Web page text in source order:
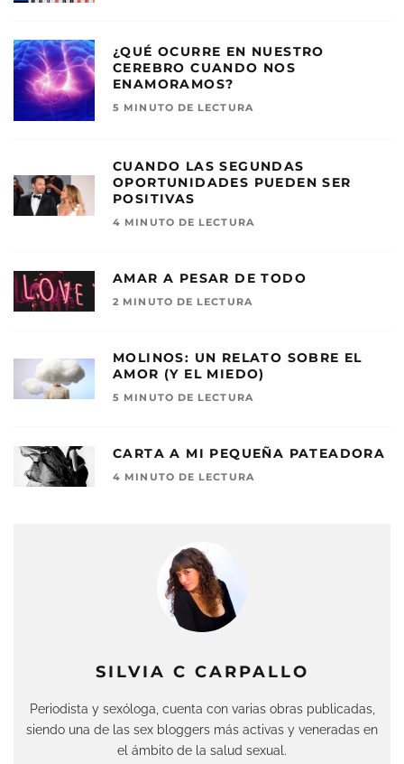
SILVIA C CARPALLO
Periodista y sexóloga, cuenta con varias obras publicadas,
siendo una de las sex bloggers más activas y veneradas en
el ámbito de la salud sexual.
¿QUÉ OCURRE EN NUESTRO
CEREBRO CUANDO NOS
ENAMORAMOS?
5 MINUTO DE LECTURA
CUANDO LAS SEGUNDAS
OPORTUNIDADES PUEDEN SER
POSITIVAS
4 MINUTO DE LECTURA
AMAR A PESAR DE TODO
2 MINUTO DE LECTURA
MOLINOS: UN RELATO SOBRE EL
AMOR (Y EL MIEDO)
5 MINUTO DE LECTURA
CARTA A MI PEQUEÑA PATEADORA
4 MINUTO DE LECTURA